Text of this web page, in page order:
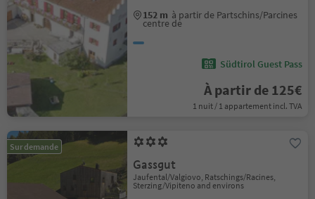
152 m à partir de Partschins/Parcines
centre de
Südtirol Guest Pass
À partir de 125€
1 nuit / 1 appartement incl. TVA
Sur demande
Gassgut
Jaufental/Valgiovo, Ratschings/Racines,
Sterzing/Vipiteno and environs